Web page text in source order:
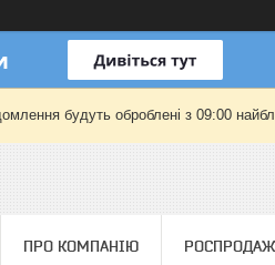
будуть оброблені з 09:00
ПРО КОМПАНІЮ РОСПРОДАЖ